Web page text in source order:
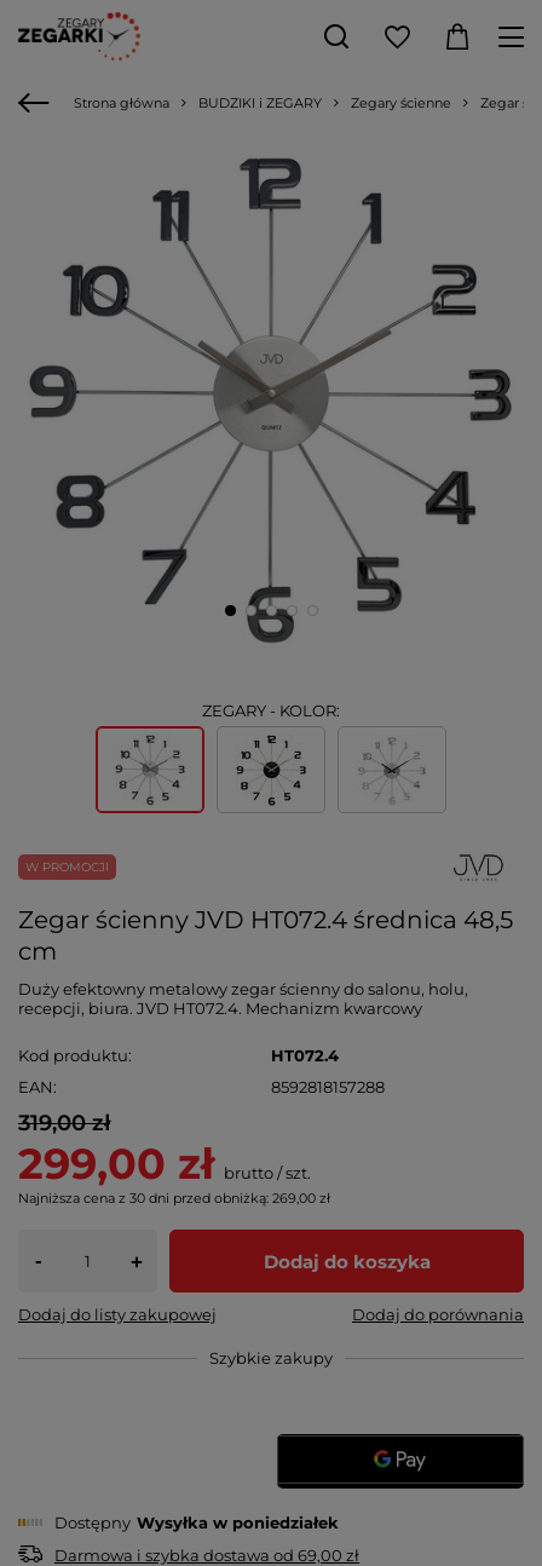
Strona główna BUDZIKI i ZEGARY Zegary ścienne Zegar
ZEGARY - KOLOR:
W PROMOCJI
Zegar ścienny JVD HT072.4 średnica 48,5
cm
Duży efektowny metalowy zegar ścienny do salonu, holu,
recepcji, biura. JVD HT072.4. Mechanizm kwarcowy
Kod produktu
HT072.4
EAN
8592818157288
319,00 zł
299,00 zł brutto/szt.
Najniższa cena z 30 dni przed obniżką: 269,00 zł
- + Dodaj do koszyka
Dodaj do listy zakupowej Dodaj do porównania
Szybkie zakupy
Dostępny Wysyłka w poniedziałek
Darmowa i szybka dostawa od 69,00 zł